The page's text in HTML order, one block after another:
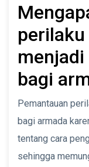
bagi
Pemantauan
bagi armada
tentang cara
sehingga